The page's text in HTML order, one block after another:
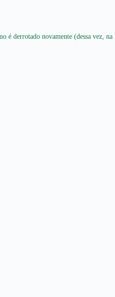
é derrotado novamente (dessa vez, na